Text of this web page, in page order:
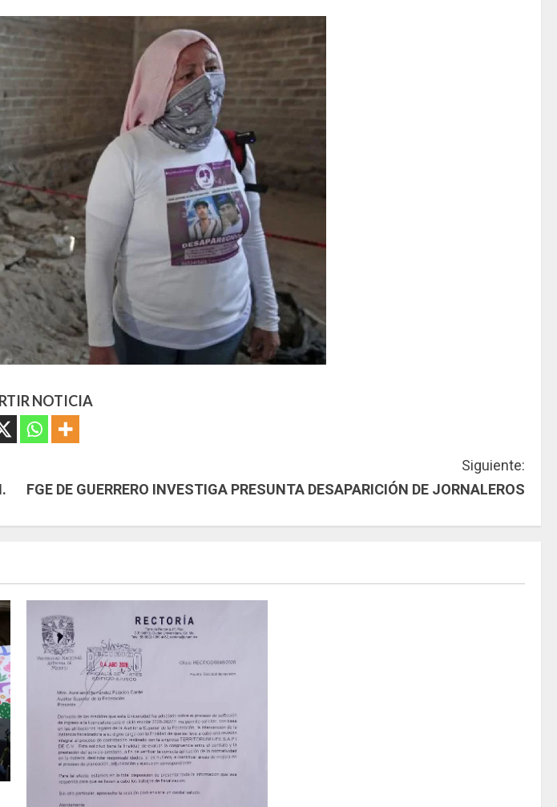
NOTICIA
Siguiente:
FGE DE GUERRERO INVESTIGA PRESUNTA DESAPARICIÓN DE JORNALEROS